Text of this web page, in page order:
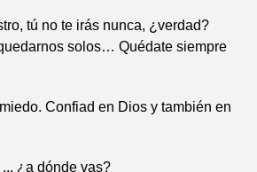
tú no te irás nunca, ¿verdad?
solos… Quédate siempre
Confiad en Dios y también en
¿a dónde vas?